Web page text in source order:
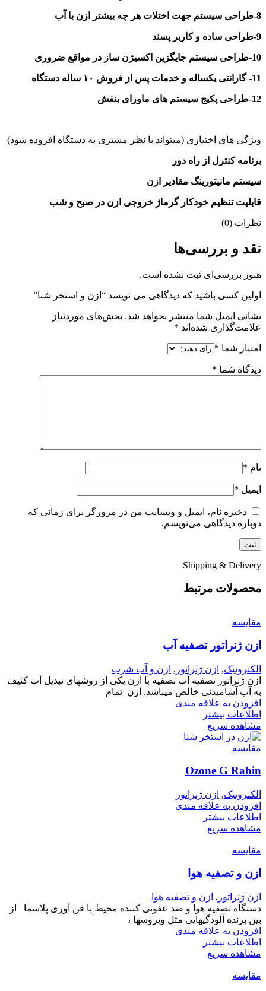
8-طراحی سیستم جهت اختلات هر چه بیشتر ازن با آب
9-طراحی ساده و کاربر پسند
10-طراحی سیستم جایگزین اکسیژن ساز در مواقع ضروری
11- گارانتی یکساله و خدمات پس از فروش ۱۰ ساله دستگاه
12-طراحی پکیج سیستم های ماورای بنفش
ویژگی های اختیاری (میتواند با نظر مشتری به دستگاه افزوده شود)
برنامه کنترل از راه دور
سیستم مانیتورینگ مقادیر ازن
قابلیت تنظیم خودکار گرماژ خروجی ازن در صبح و شب
نظرات (0)
نقد و بررسی‌ها
هنوز بررسی‌ای ثبت نشده است.
اولین کسی باشید که دیدگاهی می نویسد “ازن و استخر شنا”
نشانی ایمیل شما منتشر نخواهد شد. بخش‌های موردنیاز
علامت‌گذاری شده‌اند *
امتیاز شما *
دیدگاه شما *
نام *
ایمیل *
ذخیره نام، ایمیل و وبسایت من در مرورگر برای زمانی که
دوباره دیدگاهی می‌نویسم.
Shipping & Delivery
محصولات مرتبط
مقایسه
ازن ژنراتور تصفیه آب
الکترونیک, ازن ژنراتور , ازن و آب شرب
ازن ژنراتور تصفیه آب تصفیه با ازن یکی از روشهای تبدیل آب کثیف
به آب آشامیدنی خالص میباشد. ازن تمام
افزودن به علاقه مندی
اطلاعات بیشتر
مشاهده سریع
مقایسه
Ozone G Rabin
الکترونیک, ازن ژنراتور
افزودن به علاقه مندی
اطلاعات بیشتر
مشاهده سریع
مقایسه
ازن و تصفیه هوا
ازن ژنراتور , ازن و تصفیه هوا
دستگاه تصفیه هوا و ضد عفونی کننده محیط با فن آوری پلاسما از
بین برنده آلودگیهایی مثل ویروسها ،
افزودن به علاقه مندی
اطلاعات بیشتر
مشاهده سریع
مقایسه